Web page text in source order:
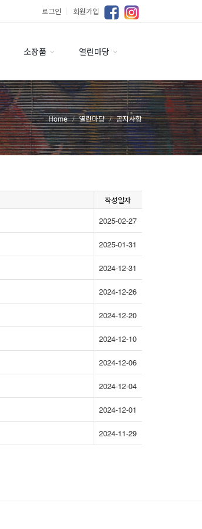
로그인 ｜ 회원가입
소장품 열린마당
Home 열린마당 공지사항
작성일자
2025-02-27
2025-01-31
2024-12-31
2024-12-26
2024-12-20
2024-12-10
2024-12-06
2024-12-04
2024-12-01
2024-11-29